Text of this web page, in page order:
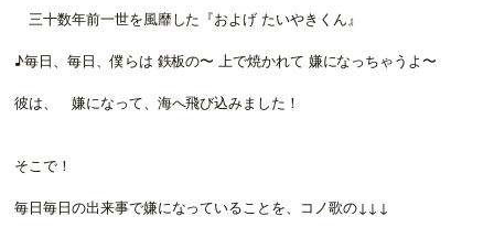
三十数年前一世を風靡した『およげ たいやきくん』
♪毎日、毎日、僕らは 鉄板の〜 上で焼かれて 嫌になっちゃうよ〜
彼は、 嫌になって、海へ飛び込みました！
そこで！
毎日毎日の出来事で嫌になっていることを、コノ歌の↓↓↓